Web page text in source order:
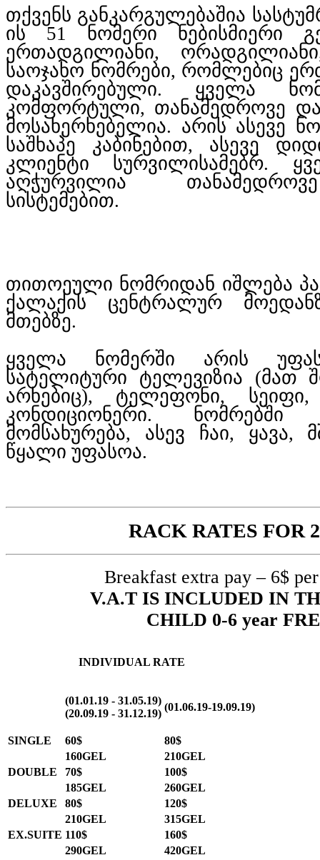
თქვენს განკარგულებაშია
ის 51 ნომერი ნებისმიერი
ერთადგილიანი,
საოჯახო ნომრები, რომლებიც
დაკავშირებული. ყველა
კომფორტული, თანამედროვე
მოსახერხებელია. არის ასევე
საშხაპე კაბინებით, ასევე
კლიენტი სურვილისამებრ.
აღჭურვილია
სისტემებით.
თითოეული ნომრიდან იშლება
ქალაქის ცენტრალურ
მთებზე.
ყველა ნომერში არის
სატელიტური ტელევიზია (მათ
არხებიც), ტელეფონი,
კონდიციონერი. ნომრებში
მომსახურება, ასევ ჩაი,
წყალი უფასოა.
RACK RATES FOR
Breakfast extra pay – 6$
V.A.T IS INCLUDED IN
CHILD 0-6 year
INDIVIDUAL RATE
(01.01.19 - 31.05.19)
(20.09.19 - 31.12.19)
(01.06.19-19.09.19)
SINGLE 60$
80$
160GEL
210GEL
DOUBLE
70$
100$
185GEL
260GEL
DELUXE
80$
120$
210GEL
315GEL
EX.SUITE 110$
160$
290GEL
420GEL